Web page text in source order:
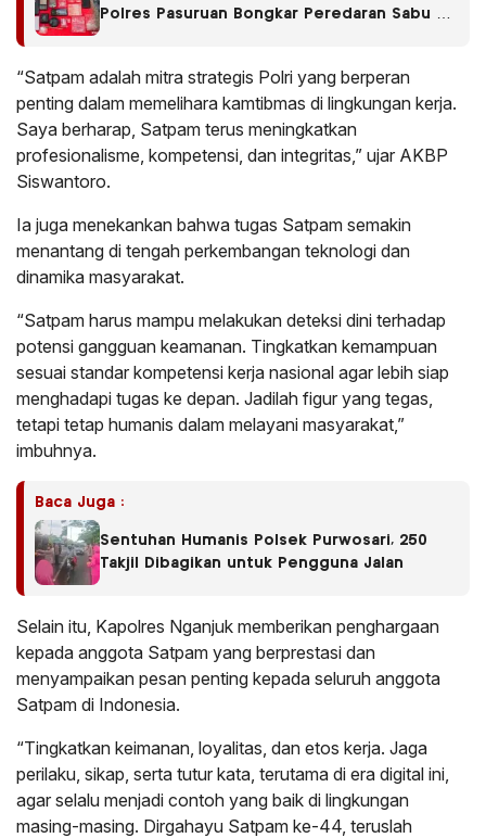
Polres Pasuruan Bongkar Peredaran Sabu di
“Satpam adalah mitra strategis Polri yang berperan
penting dalam memelihara kamtibmas di lingkungan kerja.
Saya berharap, Satpam terus meningkatkan
profesionalisme, kompetensi, dan integritas,” ujar AKBP
Siswantoro.
Ia juga menekankan bahwa tugas Satpam semakin
menantang di tengah perkembangan teknologi dan
dinamika masyarakat.
“Satpam harus mampu melakukan deteksi dini terhadap
potensi gangguan keamanan. Tingkatkan kemampuan
sesuai standar kompetensi kerja nasional agar lebih siap
menghadapi tugas ke depan. Jadilah figur yang tegas,
tetapi tetap humanis dalam melayani masyarakat,”
imbuhnya.
Baca Juga :
Sentuhan Humanis Polsek Purwosari, 250
Takjil Dibagikan untuk Pengguna Jalan
Selain itu, Kapolres Nganjuk memberikan penghargaan
kepada anggota Satpam yang berprestasi dan
menyampaikan pesan penting kepada seluruh anggota
Satpam di Indonesia.
“Tingkatkan keimanan, loyalitas, dan etos kerja. Jaga
perilaku, sikap, serta tutur kata, terutama di era digital ini,
agar selalu menjadi contoh yang baik di lingkungan
masing-masing. Dirgahayu Satpam ke-44, teruslah